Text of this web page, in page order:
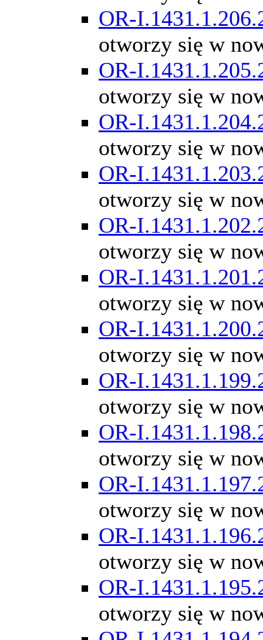
OR-
otworzy się w
OR-
otworzy się w
OR-
otworzy się w
OR-
otworzy się w
OR-
otworzy się w
OR-
otworzy się w
OR-
otworzy się w
OR-
otworzy się w
OR-
otworzy się w
OR-
otworzy się w
OR-
otworzy się w
OR-
otworzy się w